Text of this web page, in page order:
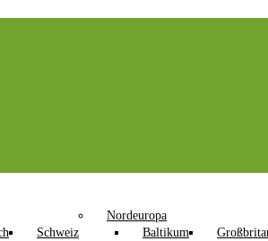
Schweiz
Nordeuropa
Baltikum